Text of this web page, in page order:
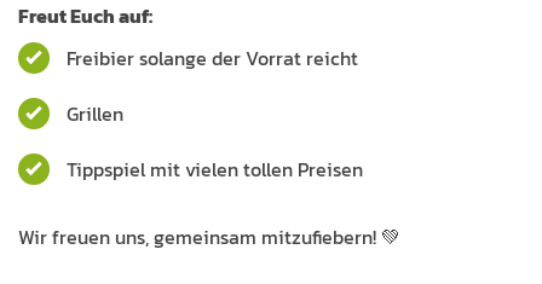
Freut Euch auf:
Freibier solange der Vorrat reicht
Grillen
Tippspiel mit vielen tollen Preisen
Wir freuen uns, gemeinsam mitzufiebern! 💚